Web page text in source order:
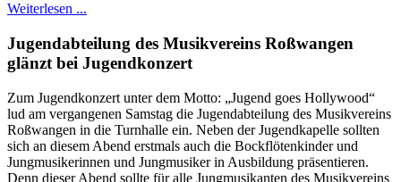
Weiterlesen ...
Jugendabteilung des Musikvereins Roßwangen
glänzt bei Jugendkonzert
Zum Jugendkonzert unter dem Motto: „Jugend goes Hollywood“
lud am vergangenen Samstag die Jugendabteilung des Musikvereins
Roßwangen in die Turnhalle ein. Neben der Jugendkapelle sollten
sich an diesem Abend erstmals auch die Bockflötenkinder und
Jungmusikerinnen und Jungmusiker in Ausbildung präsentieren.
Denn dieser Abend sollte für alle Jungmusikanten des Musikvereins